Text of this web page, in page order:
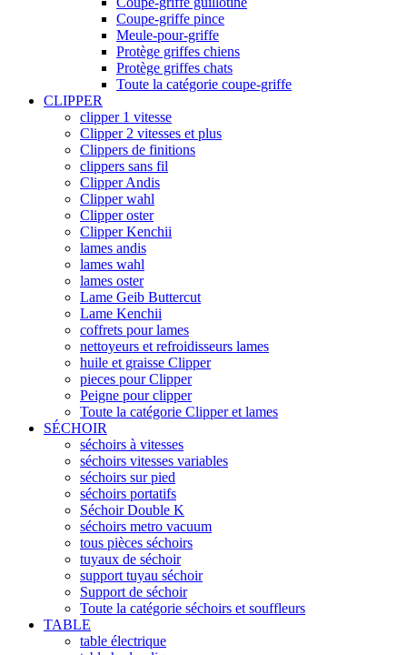
Coupe-griffe pince
Meule-pour-griffe
Protège griffes chiens
Protège griffes chats
Toute la catégorie coupe-griffe
CLIPPER
clipper 1 vitesse
Clipper 2 vitesses et plus
Clippers de finitions
clippers sans fil
Clipper Andis
Clipper wahl
Clipper oster
Clipper Kenchii
lames andis
lames wahl
lames oster
Lame Geib Buttercut
Lame Kenchii
coffrets pour lames
nettoyeurs et refroidisseurs lames
huile et graisse Clipper
pieces pour Clipper
Peigne pour clipper
Toute la catégorie Clipper et lames
SÉCHOIR
séchoirs à vitesses
séchoirs vitesses variables
séchoirs sur pied
séchoirs portatifs
Séchoir Double K
séchoirs metro vacuum
tous pièces séchoirs
tuyaux de séchoir
support tuyau séchoir
Support de séchoir
Toute la catégorie séchoirs et souffleurs
TABLE
table électrique